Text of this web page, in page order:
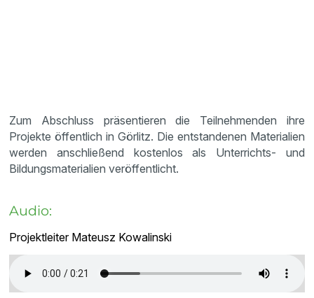
Zum Abschluss präsentieren die Teilnehmenden ihre
Projekte öffentlich in Görlitz. Die entstandenen Materialien
werden anschließend kostenlos als Unterrichts- und
Bildungsmaterialien veröffentlicht.
Audio:
Projektleiter Mateusz Kowalinski